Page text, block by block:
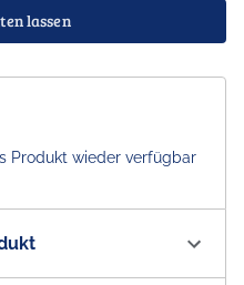
lassen
Produkt wieder verfügbar